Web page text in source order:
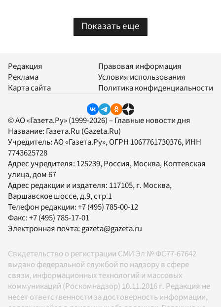
Показать еще
Редакция
Реклама
Карта сайта
Правовая информация
Условия использования
Политика конфиденциальности
© АО «Газета.Ру» (1999-2026) – Главные новости дня
Название: Газета.Ru (Gazeta.Ru)
Учредитель:АО «Газета.Ру», ОГРН 1067761730376, ИНН
7743625728
Адрес учредителя: 125239, Россия, Москва, Коптевская
улица, дом 67
Адрес редакции и издателя: 117105, г. Москва,
Варшавское шоссе, д.9, стр.1
Телефон редакции:+7 (495) 785-00-12
Факс:+7 (495) 785-17-01
Электронная почта:gazeta@gazeta.ru
Свидетельство о регистрации СМИ Эл № ФС77-67642
выдано федеральной службой по надзору в сфере
связи, информационных технологий и массовых
коммуникаций (Роскомнадзор) 10.11.2016 г. Редакция не
несет ответственности за достоверность информации,